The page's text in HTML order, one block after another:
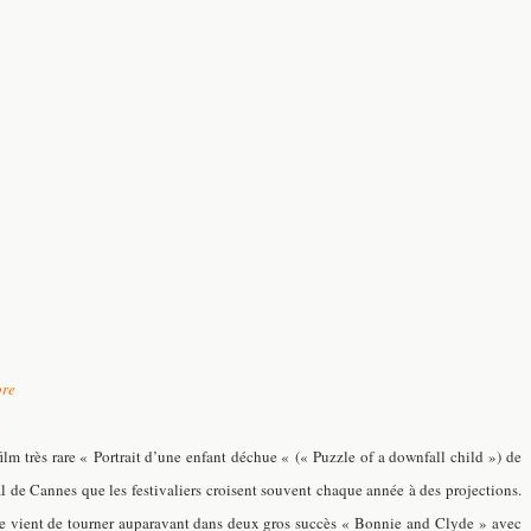
très rare « Portrait d’une enfant déchue « (« Puzzle of a downfall child ») de
Cannes que les festivaliers croisent souvent chaque année à des projections.
de tourner auparavant dans deux gros succès « Bonnie and Clyde » avec